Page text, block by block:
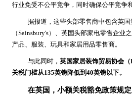
行业免受不公平竞争，同时确保公平竞争
据报道，这些头部零售商中包含英
（Sainsbury's）、英国头部家电零售企业
产品、服装、玩具和家居用品零售商。
与此同时， 英国家居装饰贸易协会
关税门槛从135英镑降低到40英镑以下。
在英国，小额关税豁免政策规